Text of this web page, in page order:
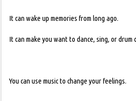
It can wake up memories from long ago.
It can make you want to dance, sing, or drum
You can use music to change your feelings.